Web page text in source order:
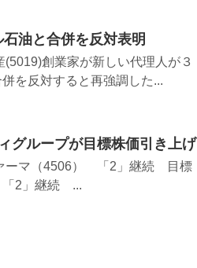
油と合併を反対表明
創業家が新しい代理人が３
を反対すると再強調した...
グループが目標株価引き上げ
ーマ（4506） 「2」継続 目標
「2」継続 ...